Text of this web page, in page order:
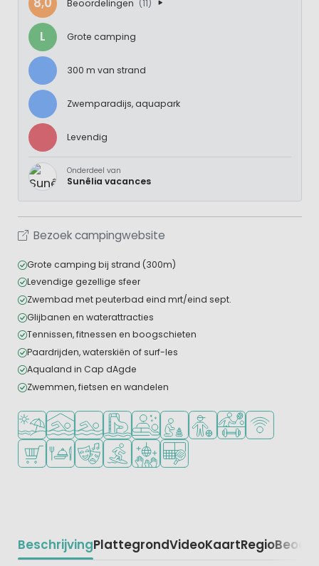
Beoordelingen (11)
L Grote camping
300 m van strand
Zwemparadijs, aquapark
Levendig
Onderdeel van
Sunêlia vacances
Bezoek campingwebsite
Grote camping bij strand (300m)
Levendige gezellige sfeer
Zwembad met peuterbad eind mrt/eind sept.
Glijbanen en waterattracties
Tennissen, fitnessen en boogschieten
Paardrijden, waterskiën of surf-les
Aqualand in Cap dAgde
Zwemmen, fietsen en wandelen
Ligt bij strand en zee
Overdekt zwembad
Openlucht zwembad
Zwemparadijs of waterpark
Wellnessfaciliteiten
Aanbevolen voor jonge kinderen
Aanbevolen voor tieners
Veel WiFi
Campingwinkel/Supermarkt
Restaurant of pizzeria
Animatieprogramma
Watersportfaciliteiten
Discotheek
Padelbaan
BeschrijvingPlattegrondVideoKaartRegio